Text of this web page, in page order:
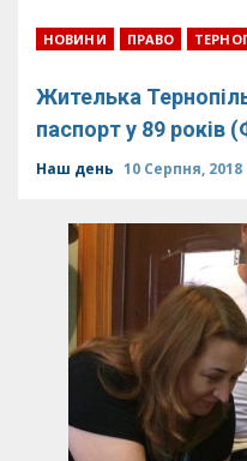
НОВИНИ ПРАВО
Жителька
паспорт у 89 років
Наш день 10 Серпня, 2018